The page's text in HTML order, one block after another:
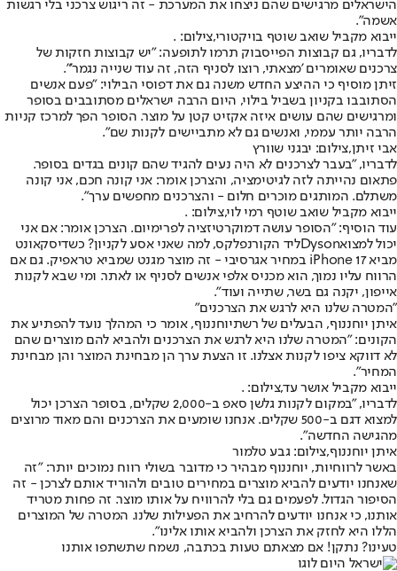
הישראלים מרגישים שהם ניצחו את המערכת - זה ריגוש צרכני בלי רגשות
אשמה".
ייבוא מקביל שואב שוטף בויקטורי,צילום: .
לדבריו, גם קבוצות הפייסבוק תרמו לתופעה: "יש קבוצות חזקות של
צרכנים שאומרים 'מצאתי, רוצו לסניף הזה, זה עוד שנייה נגמר'".
זיתן מוסיף כי ההיצע החדש משנה גם את דפוסי הבילוי: "פעם אנשים
הסתובבו בקניון בשביל בילוי, היום הרבה ישראלים מסתובבים בסופר
ומרגישים שהם עושים איזה אקזיט קטן על מוצר. הסופר הפך למרכז קניות
הרבה יותר עממי, ואנשים גם לא מתביישים לקנות שם".
אבי זיתן,צילום: יבגני שוורץ
לדבריו, "בעבר לצרכנים לא היה נעים להגיד שהם קונים בגדים בסופר.
פתאום נהייתה לזה לגיטימציה, והצרכן אומר: אני קונה חכם, אני קונה
משתלם. המותגים מוכרים חלום - והצרכנים מחפשים ערך".
ייבוא מקביל שואב שוטף רמי לוי,צילום: .
עוד הוסיף: "הסופר עושה דמוקרטיזציה לפרימיום. הצרכן אומר: אם אני
יכול למצואDysonליד הקורנפלקס, למה שאני אסע לקניון? כשדיסקאונט
מביא iPhone 17 במחיר אגרסיבי - זה מוצר מגנט שמביא טראפיק. גם אם
הרווח עליו נמוך, הוא מכניס אלפי אנשים לסניף או לאתר. ומי שבא לקנות
אייפון, יקנה גם בשר, שתייה ועוד".
"המטרה שלנו היא לרגש את הצרכנים"
איתן יוחננוף, הבעלים של רשתיוחננוף, אומר כי המהלך נועד להפתיע את
הקונים: "המטרה שלנו היא לרגש את הצרכנים ולהביא להם מוצרים שהם
לא דווקא ציפו לקנות אצלנו. זו הצעת ערך הן מבחינת המוצר והן מבחינת
המחיר".
ייבוא מקביל אושר עד,צילום: .
לדבריו, "במקום לקנות גלשן סאפ ב-2,000 שקלים, בסופר הצרכן יכול
למצוא דגם ב-500 שקלים. אנחנו שומעים את הצרכנים והם מאוד מרוצים
מהגישה החדשה".
איתן יוחננוף,צילום: גבע טלמור
באשר לרווחיות, יוחננוף מבהיר כי מדובר בשולי רווח נמוכים יותר: "זה
שאנחנו יודעים להביא מוצרים במחירים טובים ולהוריד אותם לצרכן - זה
הסיפור הגדול. לפעמים גם בלי להרוויח על אותו מוצר. זה פחות מטריד
אותנו, כי אנחנו יודעים להרחיב את הפעילות שלנו. המטרה של המוצרים
הללו היא לחזק את הצרכן ולהביא אותו אלינו".
טעינו? נתקן! אם מצאתם טעות בכתבה, נשמח שתשתפו אותנו